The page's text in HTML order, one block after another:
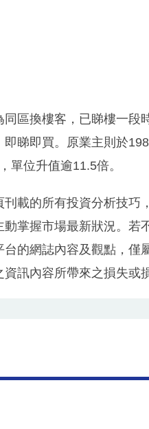
同區換樓客，已睇樓一段
即睇即買。原業主則於
單位升值逾11.5倍。
刊載的所有投資分析技巧
掌握市場最新狀況。若
台的網誌內容及觀點，僅
訊內容所帶來之損失或